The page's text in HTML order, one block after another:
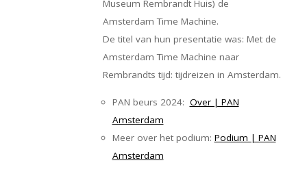
Museum Rembrandt Huis) de
Amsterdam Time Machine.
De titel van hun presentatie was: Met de
Amsterdam Time Machine naar
Rembrandts tijd: tijdreizen in Amsterdam.
PAN beurs 2024: Over | PAN
Amsterdam
Meer over het podium: Podium | PAN
Amsterdam